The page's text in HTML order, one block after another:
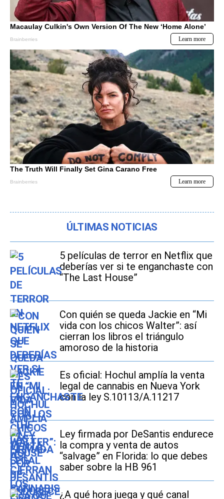
ÚLTIMAS NOTICIAS
5 películas de terror en Netflix que
deberías ver si te enganchaste con
“The Last House”
Con quién se queda Jackie en “Mi
vida con los chicos Walter”: así
cierran los libros el triángulo
amoroso de la historia
Es oficial: Hochul amplía la venta
legal de cannabis en Nueva York
con la ley S.10113/A.11217
Ley firmada por DeSantis endurece
la compra y venta de autos
“salvage” en Florida: lo que debes
saber sobre la HB 961
¿A qué hora juega y qué canal